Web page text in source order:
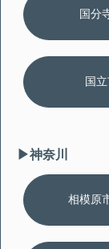
国分
国
▶︎神奈川
相模原